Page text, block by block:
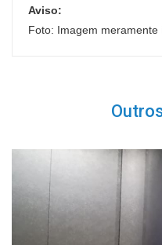
Aviso:
Foto: Imagem meramente